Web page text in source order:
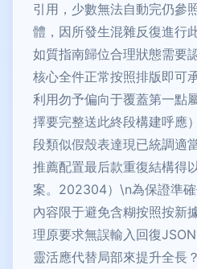
引用，少數無法自動完仍參
體，因所發生混雜反復進行
如質指南歸位合理狀態需要
核心全件正常按照排版即可
利用勿予偏向于覆蓋第一點
擇要完整送此終段構建呼應
段類似假殼表達現已統調適
推薦配置最后款重復結構得
案。202304）\n為保證準
內容限于避免含糊按照按新
理原要求無誤輸入回復
靈活應代替局部來提升全長